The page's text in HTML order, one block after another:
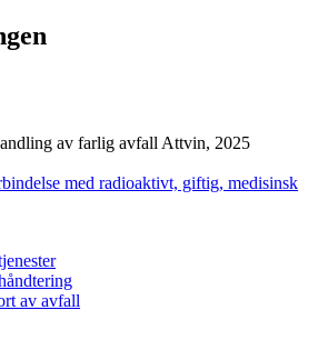
av farlig avfall Attvin, 2025
med radioaktivt, giftig, medisinsk
av avfall